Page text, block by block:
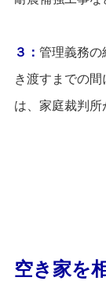
３： 管理義務の
き渡すまでの
は、家庭裁判所
空き家を